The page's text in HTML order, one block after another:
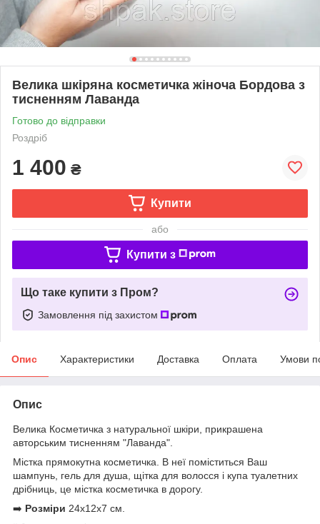
Велика шкіряна косметичка жіноча Бордова з
тисненням Лаванда
Готово до відправки
Роздріб
1 400 ₴
Купити
або
Купити з
Що таке купити з Пром?
Замовлення під захистом
Опис Характеристики Доставка Оплата Умови
Опис
Велика Косметичка з натуральної шкіри, прикрашена
авторським тисненням "Лаванда".
Містка прямокутна косметичка. В неї поміститься Ваш
шампунь, гель для душа, щітка для волосся і купа туалетних
дрібниць, це містка косметичка в дорогу.
➡️ Розміри 24х12х7 см.